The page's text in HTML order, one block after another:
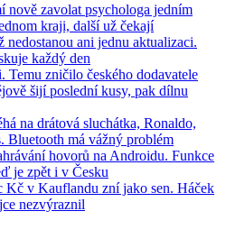
nově zavolat psychologa jedním
kraji, další už čekají
nedostanou ani jednu aktualizaci.
každý den
Temu zničilo českého dodavatele
šijí poslední kusy, pak dílnu
na drátová sluchátka, Ronaldo,
Bluetooth má vážný problém
hovorů na Androidu. Funkce
je zpět i v Česku
Kč v Kauflandu zní jako sen. Háček
nezvýraznil